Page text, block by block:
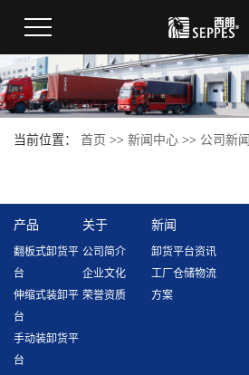
当前位置： 首页 >> 新闻中心 >> 公司新闻
产品
翻板式卸货平
台
伸缩式装卸平
台
手动装卸货平
台
关于
公司简介
企业文化
荣誉资质
新闻
卸货平台资讯
工厂仓储物流
方案